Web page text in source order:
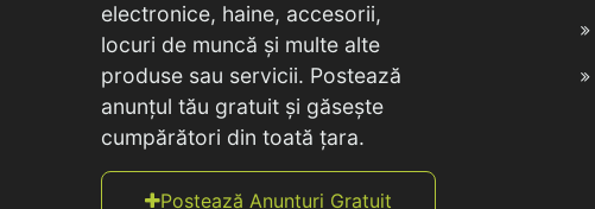
electronice, haine, accesorii,
locuri de muncă și multe alte
produse sau servicii. Postează
anunțul tău gratuit și găsește
cumpărători din toată țara.
Postează Anunțuri Gratuit